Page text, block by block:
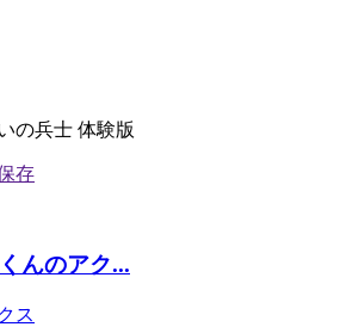
の兵士 体験版
んのアク...
ス